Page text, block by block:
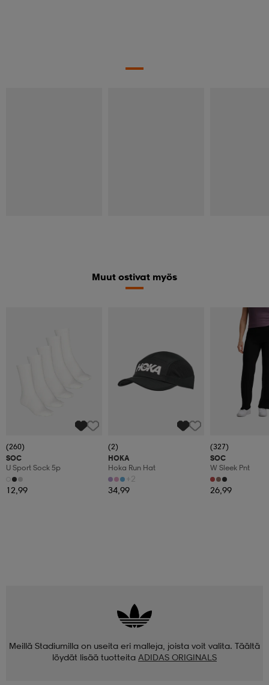
Muut ostivat myös
(260)
SOC
U Sport Sock 5p
12,99
(2)
HOKA
Hoka Run Hat
+2
34,99
(327)
SOC
W Sleek Pnt
26,99
Meillä Stadiumilla on useita eri malleja, joista voit valita. Täältä
löydät lisää tuotteita ADIDAS ORIGINALS